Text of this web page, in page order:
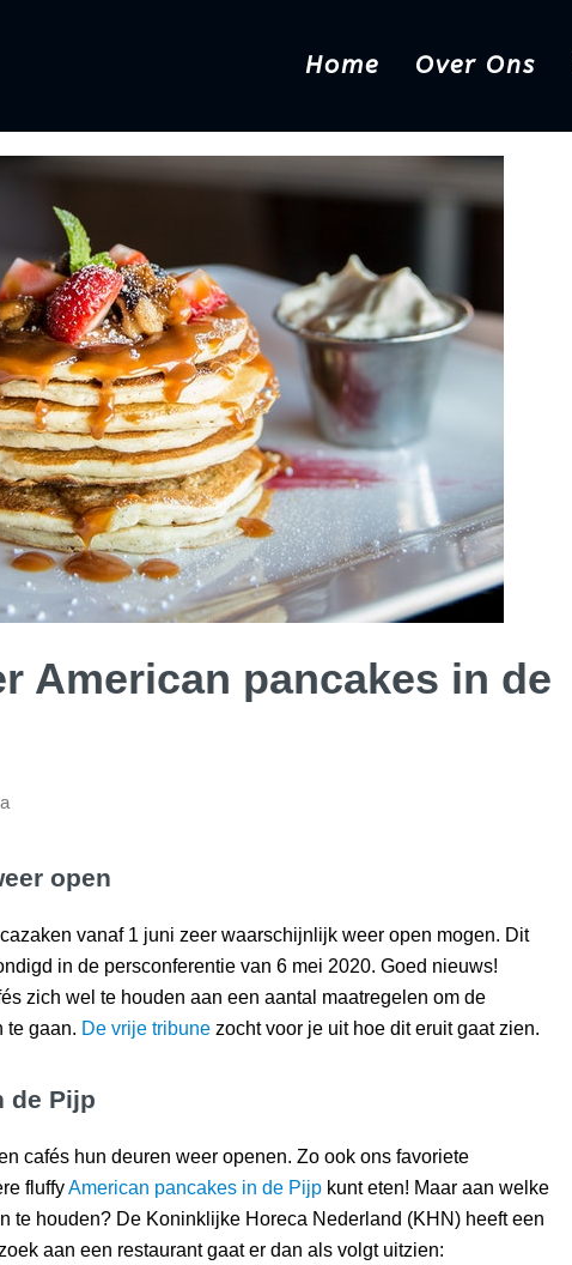
Home Over Ons
American pancakes in de
open
vanaf 1 juni zeer waarschijnlijk weer open mogen. Dit
in de persconferentie van 6 mei 2020. Goed nieuws!
zich wel te houden aan een aantal maatregelen om de
te gaan. De vrije tribune zocht voor je uit hoe dit eruit gaat zien.
de Pijp
cafés hun deuren weer openen. Zo ook ons favoriete
fluffyAmerican pancakes in de Pijp kunt eten! Maar aan welke
te houden? De Koninklijke Horeca Nederland (KHN) heeft een
aan een restaurant gaat er dan als volgt uitzien: